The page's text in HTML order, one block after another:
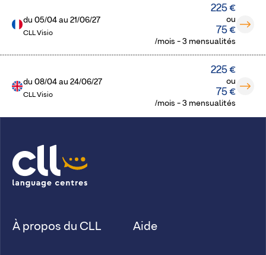
du05/04 au21/06/27
CLL Visio
225 €
ou
75 €
/mois - 3 mensualités
du08/04 au24/06/27
CLL Visio
225 €
ou
75 €
/mois - 3 mensualités
À propos du CLL Aide